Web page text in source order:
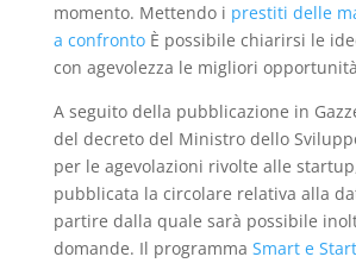
momento. Mettendo i prestiti delle
a confrontoÈ possibile chiarirsi le
con agevolezza le migliori
A seguito della pubblicazione in
del decreto del Ministro dello
per le agevolazioni rivolte alle
pubblicata la circolare relativa alla
partire dalla quale sarà possibile
domande. Il programma Smart e Start